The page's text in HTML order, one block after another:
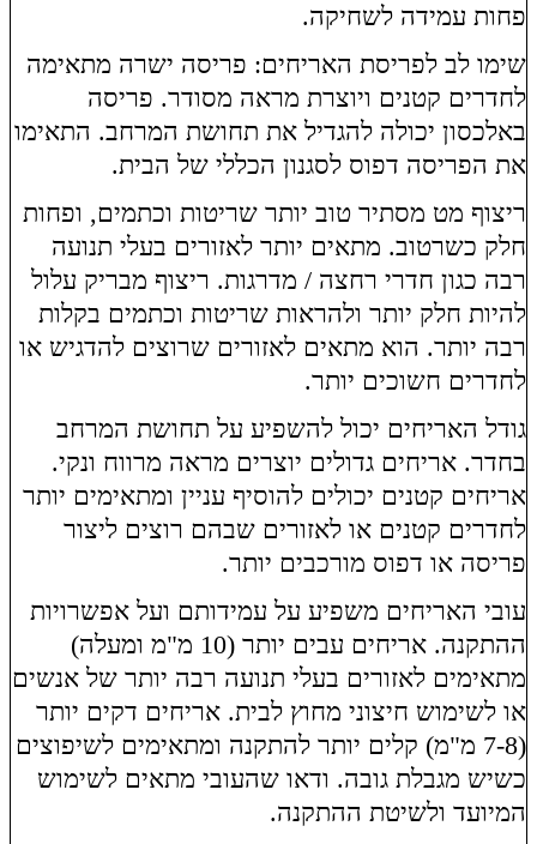
פחות עמידה לשחיקה.
שימו לב לפריסת האריחים: פריסה ישרה מתאימה
לחדרים קטנים ויוצרת מראה מסודר. פריסה
באלכסון יכולה להגדיל את תחושת המרחב. התאימו
את הפריסה דפוס לסגנון הכללי של הבית.
ריצוף מט מסתיר טוב יותר שריטות וכתמים, ופחות
חלק כשרטוב. מתאים יותר לאזורים בעלי תנועה
רבה כגון חדרי רחצה / מדרגות. ריצוף מבריק עלול
להיות חלק יותר ולהראות שריטות וכתמים בקלות
רבה יותר. הוא מתאים לאזורים שרוצים להדגיש או
לחדרים חשוכים יותר.
גודל האריחים יכול להשפיע על תחושת המרחב
בחדר. אריחים גדולים יוצרים מראה מרווח ונקי.
אריחים קטנים יכולים להוסיף עניין ומתאימים יותר
לחדרים קטנים או לאזורים שבהם רוצים ליצור
פריסה או דפוס מורכבים יותר.
עובי האריחים משפיע על עמידותם ועל אפשרויות
ההתקנה. אריחים עבים יותר (10 מ"מ ומעלה)
מתאימים לאזורים בעלי תנועה רבה יותר של אנשים
או לשימוש חיצוני מחוץ לבית. אריחים דקים יותר
(7-8 מ"מ) קלים יותר להתקנה ומתאימים לשיפוצים
כשיש מגבלת גובה. ודאו שהעובי מתאים לשימוש
המיועד ולשיטת ההתקנה.